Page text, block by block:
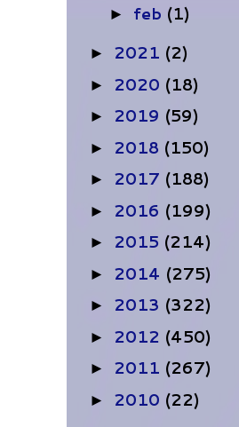
► feb (1)
► 2021 (2)
► 2020 (18)
► 2019 (59)
► 2018 (150)
► 2017 (188)
► 2016 (199)
► 2015 (214)
► 2014 (275)
► 2013 (322)
► 2012 (450)
► 2011 (267)
► 2010 (22)